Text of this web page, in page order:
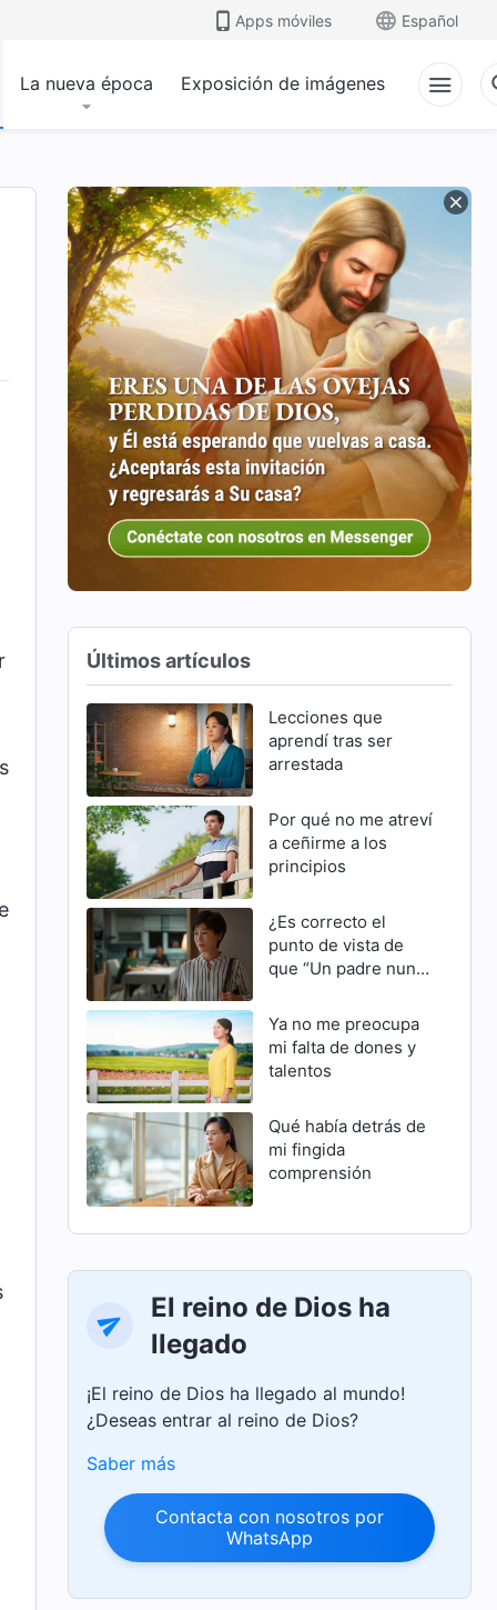
Apps móviles Español
La nueva época Exposición de imágenes
Últimos artículos
Lecciones que
aprendí tras ser
arrestada
Por qué no me atreví
a ceñirme a los
principios
¿Es correcto el
punto de vista de
que “Un padre nunca
Ya no me preocupa
mi falta de dones y
talentos
Qué había detrás de
mi fingida
comprensión
El reino de Dios ha
llegado
¡El reino de Dios ha llegado al mundo!
¿Deseas entrar al reino de Dios?
Saber más
Contacta con nosotros por
WhatsApp